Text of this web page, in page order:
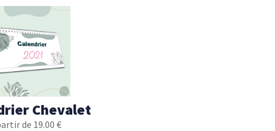
Chevalet
de 19.00 €